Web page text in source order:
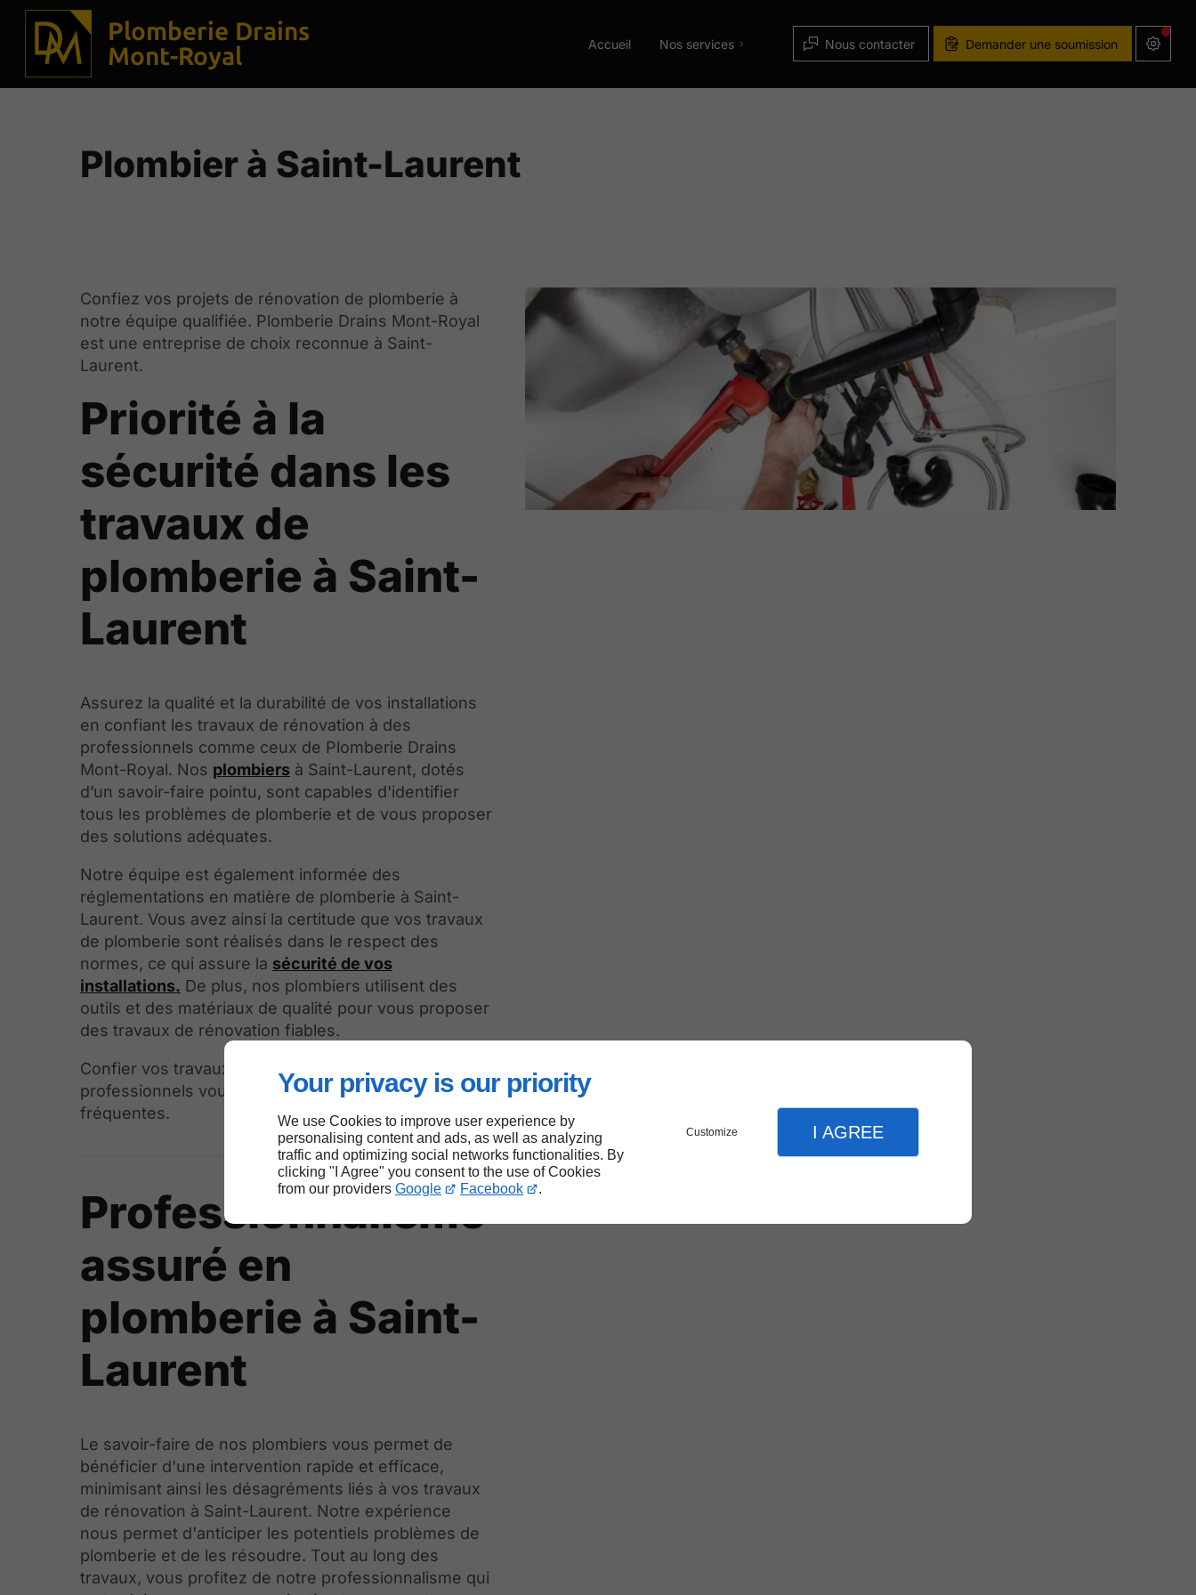
Your privacy is our priority
We use Cookies to improve user experience by
personalising content and ads, as well as analyzing
traffic and optimizing social networks functionalities. By
clicking "I Agree" you consent to the use of Cookies
from our providers Google Facebook .
Customize I AGREE
Plomberie Drains
Mont-Royal
Accueil Nos services Nous contacter Demander une soumission
Plombier à Saint-Laurent
Confiez vos projets de rénovation de plomberie à
notre équipe qualifiée. Plomberie Drains Mont-Royal
est une entreprise de choix reconnue à Saint-
Laurent.
Priorité à la
sécurité dans les
travaux de
plomberie à Saint-
Laurent
Assurez la qualité et la durabilité de vos installations
en confiant les travaux de rénovation à des
professionnels comme ceux de Plomberie Drains
Mont-Royal. Nos plombiersà Saint-Laurent, dotés
d’un savoir-faire pointu, sont capables d'identifier
tous les problèmes de plomberie et de vous proposer
des solutions adéquates.
Notre équipe est également informée des
réglementations en matière de plomberie à Saint-
Laurent. Vous avez ainsi la certitude que vos travaux
de plomberie sont réalisés dans le respect des
normes, ce qui assure la sécurité de vos
installations. De plus, nos plombiers utilisent des
outils et des matériaux de qualité pour vous proposer
des travaux de rénovation fiables.
Confier vos travaux de rénovation de plomberie à nos
professionnels vous évite par ailleurs des réparations
fréquentes.
Professionnalisme
assuré en
plomberie à Saint-
Laurent
Le savoir-faire de nos plombiers vous permet de
bénéficier d'une intervention rapide et efficace,
minimisant ainsi les désagréments liés à vos travaux
de rénovation à Saint-Laurent. Notre expérience
nous permet d'anticiper les potentiels problèmes de
plomberie et de les résoudre. Tout au long des
travaux, vous profitez de notre professionnalisme qui